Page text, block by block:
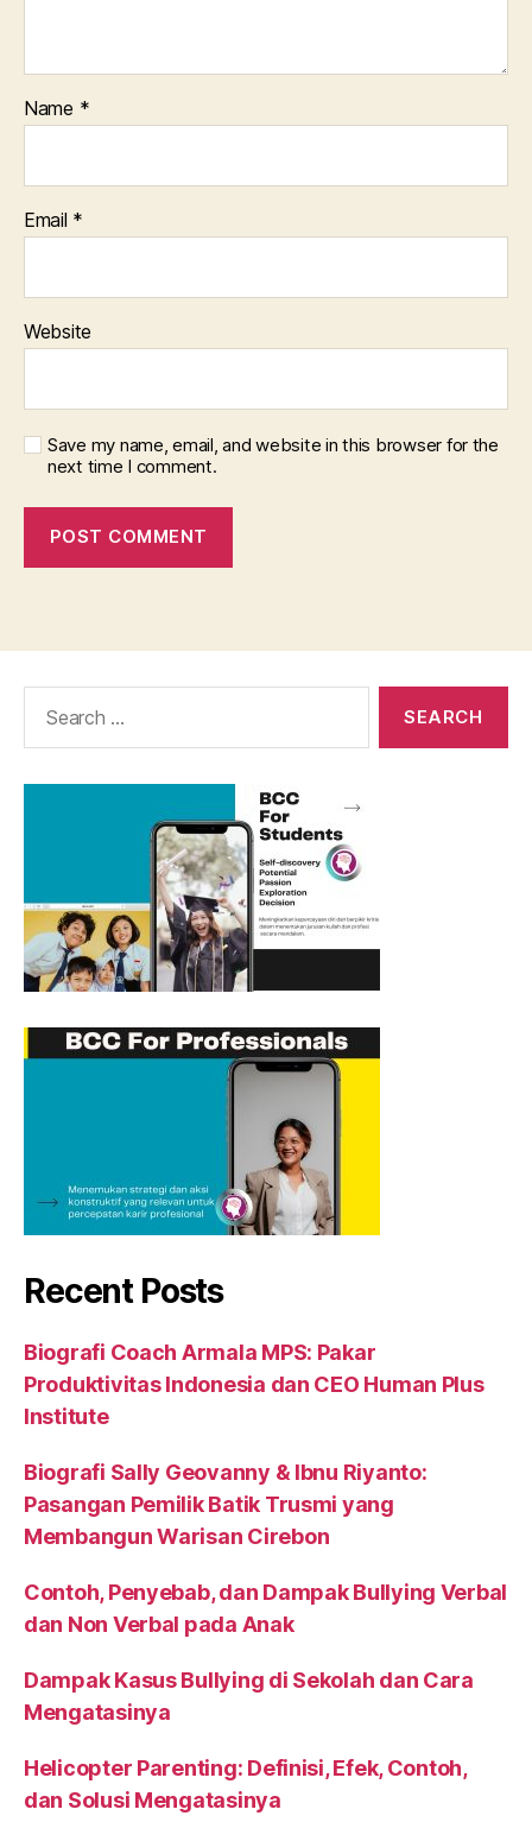
Name *
Email *
Website
Save my name, email, and website in this browser for the
next time I comment.
Recent Posts
Biografi Coach Armala MPS: Pakar
Produktivitas Indonesia dan CEO Human Plus
Institute
Biografi Sally Geovanny & Ibnu Riyanto:
Pasangan Pemilik Batik Trusmi yang
Membangun Warisan Cirebon
Contoh, Penyebab, dan Dampak Bullying Verbal
dan Non Verbal pada Anak
Dampak Kasus Bullying di Sekolah dan Cara
Mengatasinya
Helicopter Parenting: Definisi, Efek, Contoh,
dan Solusi Mengatasinya